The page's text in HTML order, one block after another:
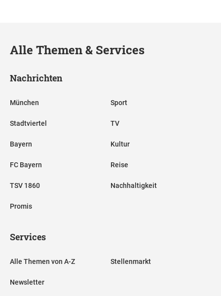
Alle Themen & Services
Nachrichten
München
Stadtviertel
Bayern
FC Bayern
TSV 1860
Promis
Sport
TV
Kultur
Reise
Nachhaltigkeit
Services
Alle Themen von A-Z
Newsletter
Stellenmarkt